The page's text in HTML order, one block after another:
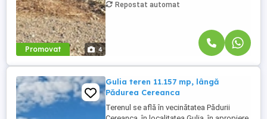
Promovat 4
Repostat automat
Gulia teren 11.157 mp, lângă
Pădurea Cereanca
Terenul se află în vecinătatea Pădurii